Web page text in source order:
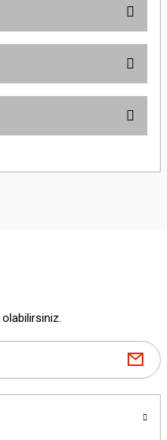
kullanarak tarafımıza